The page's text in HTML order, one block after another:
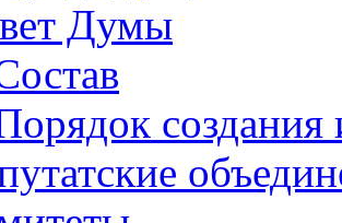
Думы
создания